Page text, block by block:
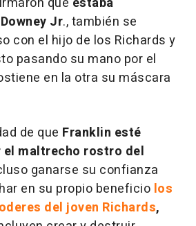
Jr., también se
con el hijo de los Richards y
pasando su mano por el
en la otra su máscara
de que Franklin esté
maltrecho rostro del
ganarse su confianza
en su propio beneficio los
del joven Richards,